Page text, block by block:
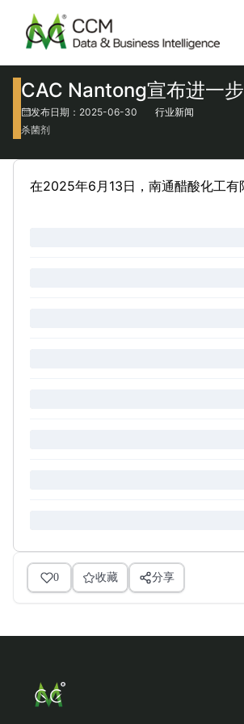
CAC Nantong宣布进一
发布日期：2025-06-30
行业新闻
杀菌剂
在2025年6月13日，南通醋酸化工
0 收藏 分享